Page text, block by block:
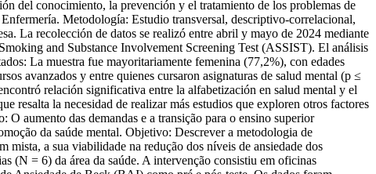
del conocimiento, la prevención y el tratamiento de los problemas de
Metodología: Estudio transversal, descriptivo-correlacional,
La recolección de datos se realizó entre abril y mayo de 2024 mediante
and Substance Involvement Screening Test (ASSIST). El análisis
La muestra fue mayoritariamente femenina (77,2%), con edades
avanzados y entre quienes cursaron asignaturas de salud mental (p ≤
relación significativa entre la alfabetización en salud mental y el
resalta la necesidad de realizar más estudios que exploren otros factores
O aumento das demandas e a transição para o ensino superior
da saúde mental. Objetivo: Descrever a metodologia de
a sua viabilidade na redução dos níveis de ansiedade dos
(N = 6) da área da saúde. A intervenção consistiu em oficinas